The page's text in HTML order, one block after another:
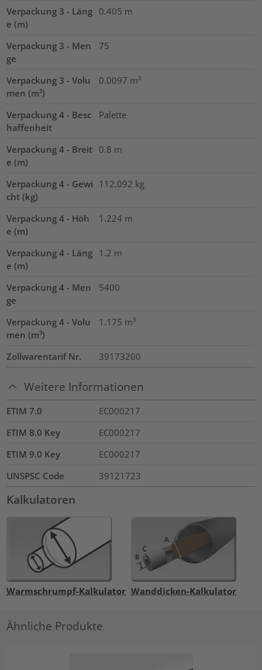
Verpackung 3 - Läng
e (m)
0.405 m
Verpackung 3 - Men
ge
75
Verpackung 3 - Volu
men (m³)
0.0097 m³
Verpackung 4 - Besc
haffenheit
Palette
Verpackung 4 - Breit
e (m)
0.8 m
Verpackung 4 - Gewi
cht (kg)
112.092 kg
Verpackung 4 - Höh
e (m)
1.224 m
Verpackung 4 - Läng
e (m)
1.2 m
Verpackung 4 - Men
ge
5400
Verpackung 4 - Volu
men (m³)
1.175 m³
Zollwarentarif Nr. 39173200
Weitere Informationen
ETIM 7.0
EC000217
ETIM 8.0 Key
EC000217
ETIM 9.0 Key
EC000217
UNSPSC Code
39121723
Kalkulatoren
Warmschrumpf-Kalkulator Wanddicken-Kalkulator
Ähnliche Produkte